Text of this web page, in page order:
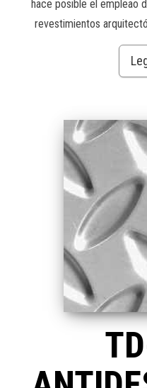
hace posible el empleao
revestimientos